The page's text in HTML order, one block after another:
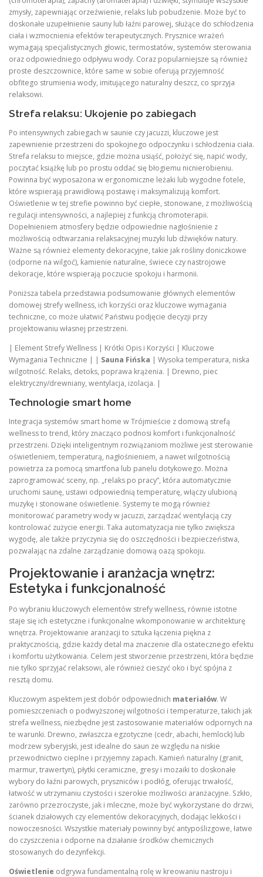
zmysły, zapewniając orzeźwienie, relaks lub pobudzenie. Może być to
doskonałe uzupełnienie sauny lub łaźni parowej, służące do schłodzenia
ciała i wzmocnienia efektów terapeutycznych. Prysznice wrażeń
wymagają specjalistycznych głowic, termostatów, systemów sterowania
oraz odpowiedniego odpływu wody. Coraz popularniejsze są również
proste deszczownice, które same w sobie oferują przyjemność
obfitego strumienia wody, imitującego naturalny deszcz, co sprzyja
relaksowi.
Strefa relaksu: Ukojenie po zabiegach
Po intensywnych zabiegach w saunie czy jacuzzi, kluczowe jest
zapewnienie przestrzeni do spokojnego odpoczynku i schłodzenia ciała.
Strefa relaksu to miejsce, gdzie można usiąść, położyć się, napić wody,
poczytać książkę lub po prostu oddać się błogiemu nicnierobieniu.
Powinna być wyposażona w ergonomiczne leżaki lub wygodne fotele,
które wspierają prawidłową postawę i maksymalizują komfort.
Oświetlenie w tej strefie powinno być ciepłe, stonowane, z możliwością
regulacji intensywności, a najlepiej z funkcją chromoterapii.
Dopełnieniem atmosfery będzie odpowiednie nagłośnienie z
możliwością odtwarzania relaksacyjnej muzyki lub dźwięków natury.
Ważne są również elementy dekoracyjne, takie jak rośliny doniczkowe
(odporne na wilgoć), kamienie naturalne, świece czy nastrojowe
dekoracje, które wspierają poczucie spokoju i harmonii.
Poniższa tabela przedstawia podsumowanie głównych elementów
domowej strefy wellness, ich korzyści oraz kluczowe wymagania
techniczne, co może ułatwić Państwu podjęcie decyzji przy
projektowaniu własnej przestrzeni.
| Element Strefy Wellness | Krótki Opis i Korzyści | Kluczowe
Wymagania Techniczne | | Sauna Fińska | Wysoka temperatura, niska
wilgotność. Relaks, detoks, poprawa krążenia. | Drewno, piec
elektryczny/drewniany, wentylacja, izolacja. |
Technologie smart home
Integracja systemów smart home w Trójmieście z domową strefą
wellness to trend, który znacząco podnosi komfort i funkcjonalność
przestrzeni. Dzięki inteligentnym rozwiązaniom możliwe jest sterowanie
oświetleniem, temperaturą, nagłośnieniem, a nawet wilgotnością
powietrza za pomocą smartfona lub panelu dotykowego. Można
zaprogramować sceny, np. „relaks po pracy”, która automatycznie
uruchomi saunę, ustawi odpowiednią temperaturę, włączy ulubioną
muzykę i stonowane oświetlenie. Systemy te mogą również
monitorować parametry wody w jacuzzi, zarządzać wentylacją czy
kontrolować zużycie energii. Taka automatyzacja nie tylko zwiększa
wygodę, ale także przyczynia się do oszczędności i bezpieczeństwa,
pozwalając na zdalne zarządzanie domową oazą spokoju.
Projektowanie i aranżacja wnętrz:
Estetyka i funkcjonalność
Po wybraniu kluczowych elementów strefy wellness, równie istotne
staje się ich estetyczne i funkcjonalne wkomponowanie w architekturę
wnętrza. Projektowanie aranżacji to sztuka łączenia piękna z
praktycznością, gdzie każdy detal ma znaczenie dla ostatecznego efektu
i komfortu użytkowania. Celem jest stworzenie przestrzeni, która będzie
nie tylko sprzyjać relaksowi, ale również cieszyć oko i być spójna z
resztą domu.
Kluczowym aspektem jest dobór odpowiednich materiałów. W
pomieszczeniach o podwyższonej wilgotności i temperaturze, takich jak
strefa wellness, niezbędne jest zastosowanie materiałów odpornych na
te warunki. Drewno, zwłaszcza egzotyczne (cedr, abachi, hemlock) lub
modrzew syberyjski, jest idealne do saun ze względu na niskie
przewodnictwo cieplne i przyjemny zapach. Kamień naturalny (granit,
marmur, trawertyn), płytki ceramiczne, gresy i mozaiki to doskonałe
wybory do łaźni parowych, pryszniców i podłóg, oferując trwałość,
łatwość w utrzymaniu czystości i szerokie możliwości aranżacyjne. Szkło,
zarówno przezroczyste, jak i mleczne, może być wykorzystane do drzwi,
ścianek działowych czy elementów dekoracyjnych, dodając lekkości i
nowoczesności. Wszystkie materiały powinny być antypoślizgowe, łatwe
do czyszczenia i odporne na działanie środków chemicznych
stosowanych do dezynfekcji.
Oświetlenie odgrywa fundamentalną rolę w kreowaniu nastroju i